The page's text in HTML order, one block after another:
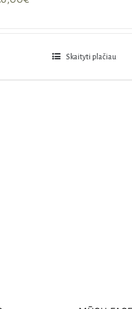
Skaityti plačiau